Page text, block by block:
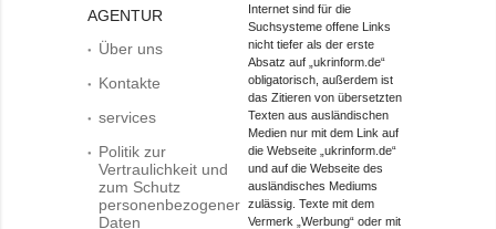
AGENTUR
Über uns
Kontakte
services
Politik zur
Vertraulichkeit und
zum Schutz
personenbezogener
Daten
Internet sind für die
Suchsysteme offene Links
nicht tiefer als der erste
Absatz auf „ukrinform.de“
obligatorisch, außerdem ist
das Zitieren von übersetzten
Texten aus ausländischen
Medien nur mit dem Link auf
die Webseite „ukrinform.de“
und auf die Webseite des
ausländisches Mediums
zulässig. Texte mit dem
Vermerk „Werbung“ oder mit